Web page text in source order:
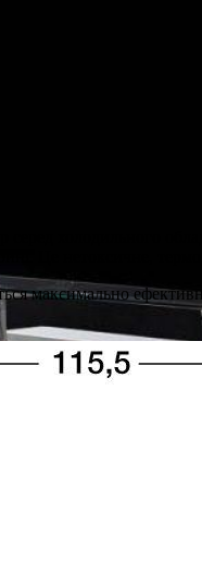
холодильного
максимально